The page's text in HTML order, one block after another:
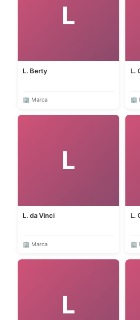
L
L. Berty
🏢 Marca
L.
🏢
L
L. da Vinci
🏢 Marca
L.
🏢
L